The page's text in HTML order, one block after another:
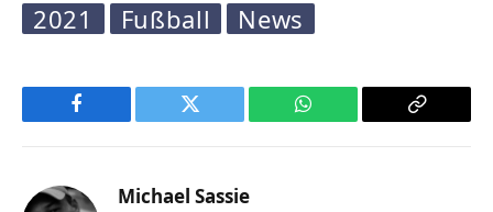
2021 Fußball News
Facebook Twitter WhatsApp
Copy
Michael Sassie